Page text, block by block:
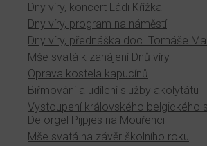
Dny víry, koncert Ládi Křížka
Dny víry, program na náměstí
Dny víry, přednáška doc. Tomáše
Mše svatá k zahájení Dnů víry
Oprava kostela kapucínů
Biřmování a udílení služby akolytátu
Vystoupení královského belgického
De orgel Pijpjes na Mouřenci
Mše svatá na závěr školního roku